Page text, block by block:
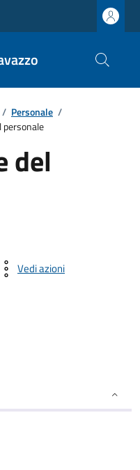
/ Personale /
personale
del
Vedi azioni